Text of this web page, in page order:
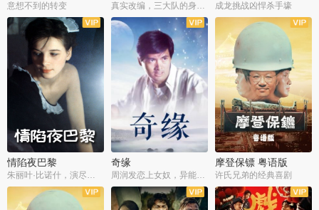
意想不到的转变 成龙挑战凶悍杀手壕
情陷夜巴黎
朱丽叶·比诺什，演尽失爱之痛
奇缘
周润发恋上女奴，异能护体战邪派
摩登保镖 粤语版
许氏兄弟的经典喜剧